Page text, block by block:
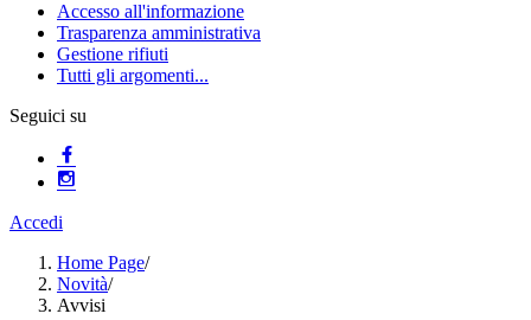
Accesso all'informazione
Trasparenza amministrativa
Gestione rifiuti
Tutti gli argomenti...
Seguici su
Accedi
Home Page/
Novità/
Avvisi